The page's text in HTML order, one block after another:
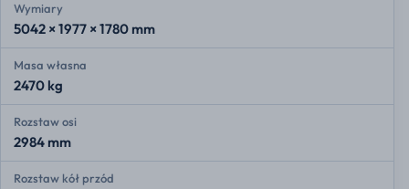
Wymiary
5042 × 1977 × 1780 mm
Masa własna
2470 kg
Rozstaw osi
2984 mm
Rozstaw kół przód